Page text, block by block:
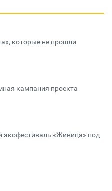
которые не прошли
кампания проекта
экофестиваль «Живица» под